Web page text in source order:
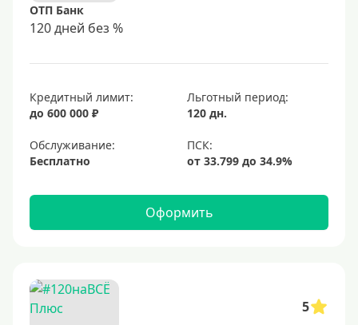
ОТП Банк
120 дней без %
Кредитный лимит:
до 600 000 ₽
Льготный период:
120 дн.
Обслуживание:
Бесплатно
Оформить
5